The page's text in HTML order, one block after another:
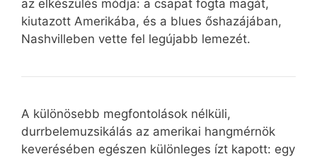
az elkészülés módja: a csapat fogta magát,
kiutazott Amerikába, és a blues őshazájában,
Nashvilleben vette fel legújabb lemezét.
A különösebb megfontolások nélküli,
durrbelemuzsikálás az amerikai hangmérnök
keverésében egészen különleges ízt kapott: egy